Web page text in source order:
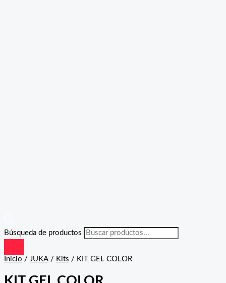
Búsqueda de productos
Inicio / JUKA / Kits / KIT GEL COLOR